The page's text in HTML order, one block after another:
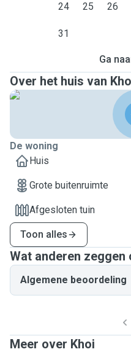
24 25 26
31
Ga
Over het huis van
De woning
Huis
Grote buitenruimte
Afgesloten tuin
Toon alles
Wat anderen zeggen
Algemene beoordeling
Meer over Khoi